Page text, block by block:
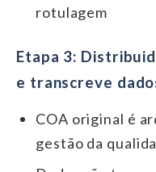
rotulagem
Etapa 3:
e transcreve
COA original é
gestão da